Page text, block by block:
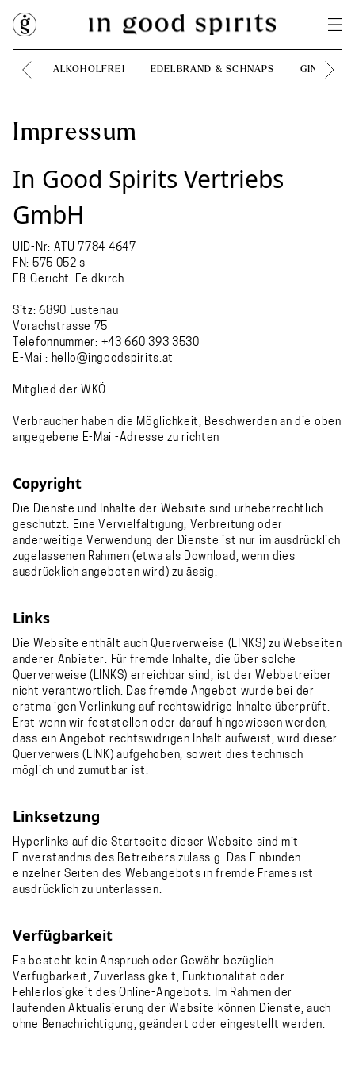
ALKOHOLFREI EDELBRAND & SCHNAPS GIN
Impressum
In Good Spirits Vertriebs
GmbH
UID-Nr: ATU 7784 4647
FN: 575 052 s
FB-Gericht: Feldkirch
Sitz: 6890 Lustenau
Vorachstrasse 75
Telefonnummer: +43 660 393 3530
E-Mail: hello@ingoodspirits.at
Mitglied der WKÖ
Verbraucher haben die Möglichkeit, Beschwerden an die oben
angegebene E-Mail-Adresse zu richten
Copyright
Die Dienste und Inhalte der Website sind urheberrechtlich
geschützt. Eine Vervielfältigung, Verbreitung oder
anderweitige Verwendung der Dienste ist nur im ausdrücklich
zugelassenen Rahmen (etwa als Download, wenn dies
ausdrücklich angeboten wird) zulässig.
Links
Die Website enthält auch Querverweise (LINKS) zu Webseiten
anderer Anbieter. Für fremde Inhalte, die über solche
Querverweise (LINKS) erreichbar sind, ist der Webbetreiber
nicht verantwortlich. Das fremde Angebot wurde bei der
erstmaligen Verlinkung auf rechtswidrige Inhalte überprüft.
Erst wenn wir feststellen oder darauf hingewiesen werden,
dass ein Angebot rechtswidrigen Inhalt aufweist, wird dieser
Querverweis (LINK) aufgehoben, soweit dies technisch
möglich und zumutbar ist.
Linksetzung
Hyperlinks auf die Startseite dieser Website sind mit
Einverständnis des Betreibers zulässig. Das Einbinden
einzelner Seiten des Webangebots in fremde Frames ist
ausdrücklich zu unterlassen.
Verfügbarkeit
Es besteht kein Anspruch oder Gewähr bezüglich
Verfügbarkeit, Zuverlässigkeit, Funktionalität oder
Fehlerlosigkeit des Online-Angebots. Im Rahmen der
laufenden Aktualisierung der Website können Dienste, auch
ohne Benachrichtigung, geändert oder eingestellt werden.